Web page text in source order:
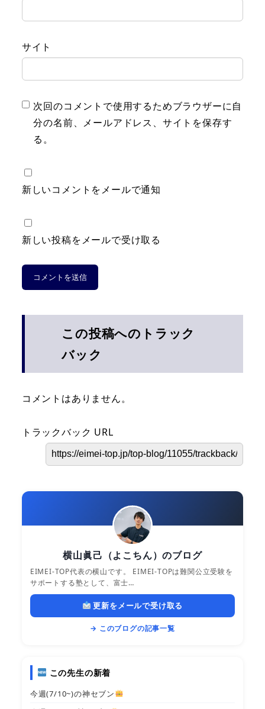
サイト
次回のコメントで使用するためブラウザーに自
分の名前、メールアドレス、サイトを保存す
る。
新しいコメントをメールで通知
新しい投稿をメールで受け取る
この投稿へのトラック
バック
コメントはありません。
トラックバック URL
横山眞己（よこちん）のブログ
EIMEI-TOP代表の横山です。 EIMEI-TOPは難関公立受験を
サポートする塾として、富士…
更新をメールで受け取る
→ このブログの記事一覧
この先生の新着
今週(7/10~)の神セブン